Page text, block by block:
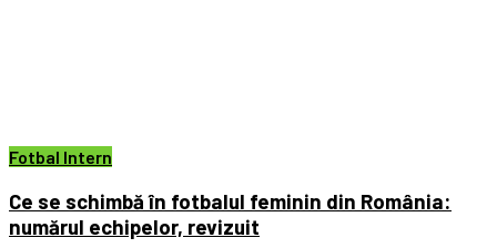
Fotbal Intern
Ce se schimbă în fotbalul feminin din România:
numărul echipelor, revizuit